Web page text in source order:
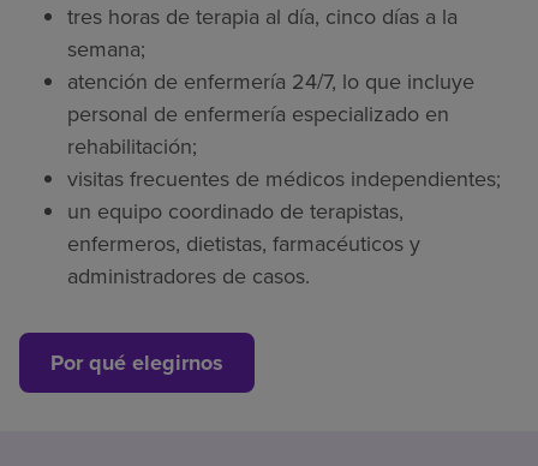
tres horas de terapia al día, cinco días a la
semana;
atención de enfermería 24/7, lo que incluye
personal de enfermería especializado en
rehabilitación;
visitas frecuentes de médicos independientes;
un equipo coordinado de terapistas,
enfermeros, dietistas, farmacéuticos y
administradores de casos.
Por qué elegirnos